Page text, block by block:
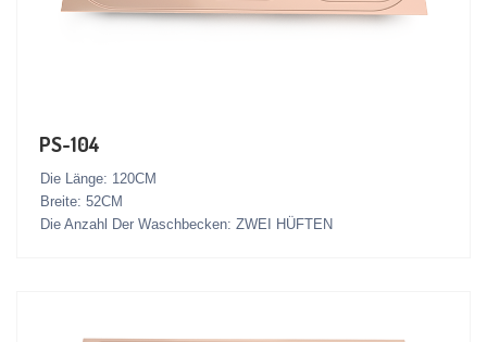
PS-104
Die Länge: 120CM
Breite: 52CM
Die Anzahl Der Waschbecken: ZWEI HÜFTEN